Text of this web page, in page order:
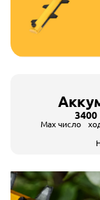
Max число
3400